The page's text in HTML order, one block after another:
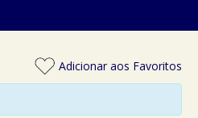
Adicionar aos Favoritos